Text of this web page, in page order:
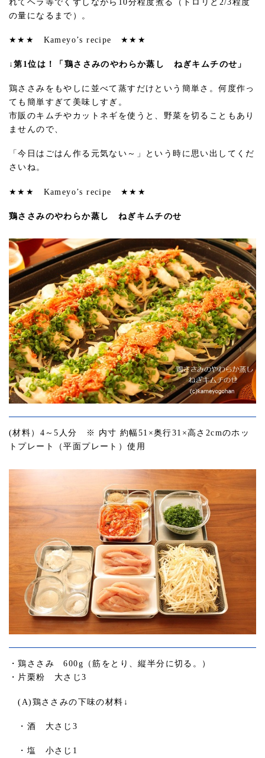
れてヘラ等でくずしながら10分程度煮る（トロリと2/3程度
の量になるまで）。
★★★ Kameyo’s recipe ★★★
↓第1位は！「鶏ささみのやわらか蒸し ねぎキムチのせ」
鶏ささみをもやしに並べて蒸すだけという簡単さ。何度作っ
ても簡単すぎて美味しすぎ。
市販のキムチやカットネギを使うと、野菜を切ることもあり
ませんので、
「今日はごはん作る元気ない～」という時に思い出してくだ
さいね。
★★★ Kameyo’s recipe ★★★
鶏ささみのやわらか蒸し ねぎキムチのせ
(材料）4～5人分 ※ 内寸 約幅51×奥行31×高さ2cmのホッ
トプレート（平面プレート）使用
・鶏ささみ 600g（筋をとり、縦半分に切る。）
・片栗粉 大さじ3
(A)鶏ささみの下味の材料↓
・酒 大さじ3
・塩 小さじ1